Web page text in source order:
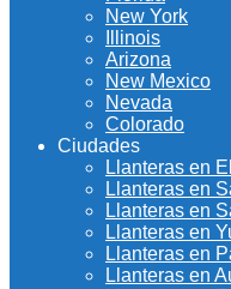
New York
Illinois
Arizona
New Mexico
Nevada
Colorado
Ciudades
Llanteras en
Llanteras en
Llanteras en
Llanteras en
Llanteras en
Llanteras en